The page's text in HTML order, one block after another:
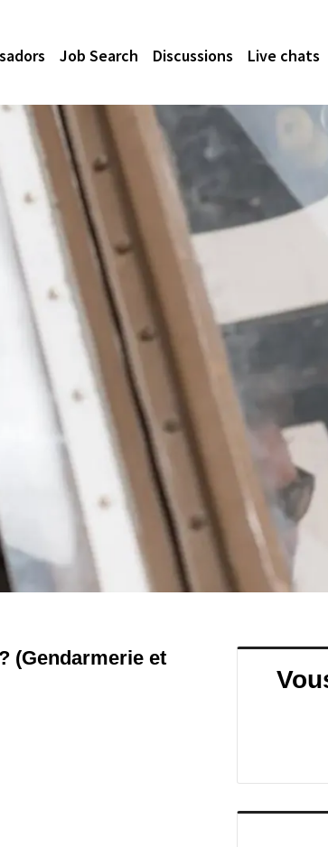
Job Search Discussions Live chats
(Gendarmerie et